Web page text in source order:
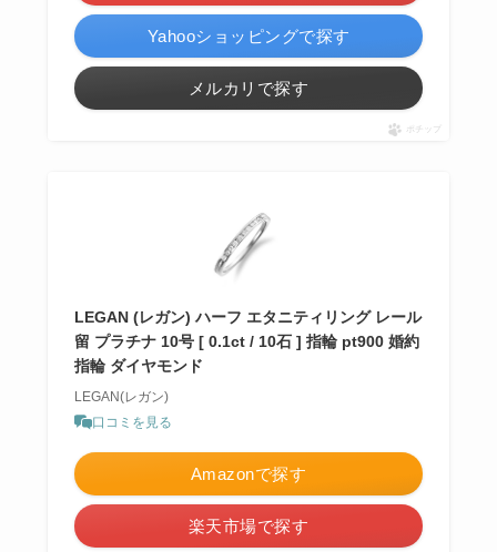
Yahooショッピングで探す
メルカリで探す
ポチップ
LEGAN (レガン) ハーフ エタニティリング レール
留 プラチナ 10号 [ 0.1ct / 10石 ] 指輪 pt900 婚約
指輪 ダイヤモンド
LEGAN(レガン)
口コミを見る
Amazonで探す
楽天市場で探す